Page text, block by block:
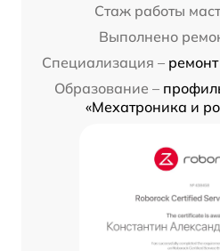
Стаж работы
Выполнено
Специализация –
Образование –
«Мехатроника и